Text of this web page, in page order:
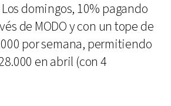
Los domingos, 10% pagando
de MODO y con un tope de
por semana, permitiendo
en abril (con 4